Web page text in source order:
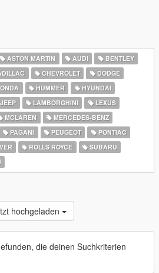
ASTON MARTIN AUDI
BENTLEY
CHEVROLET
DODGE
HUMMER
HYUNDAI
LAMBORGHINI
LEXUS
MCLAREN
MERCEDES-BENZ
PAGANI PEUGEOT
PONTIAC
ROLLS ROYCE
SUBARU
hochgeladen
die deinen Suchkriterien